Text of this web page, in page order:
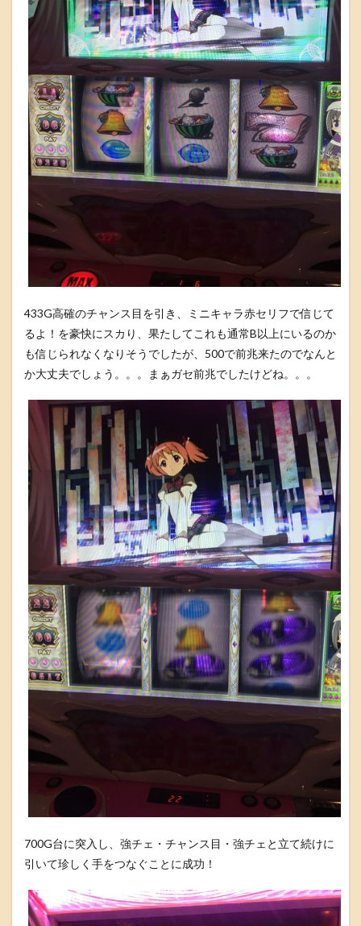
433G高確のチャンス目を引き、ミニキャラ赤セリフで信じて
るよ！を豪快にスカり、果たしてこれも通常B以上にいるのか
も信じられなくなりそうでしたが、500で前兆来たのでなんと
か大丈夫でしょう。。。まぁガセ前兆でしたけどね。。。
700G台に突入し、強チェ・チャンス目・強チェと立て続けに
引いて珍しく手をつなぐことに成功！